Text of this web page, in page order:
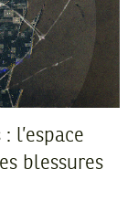
l’espace
blessures